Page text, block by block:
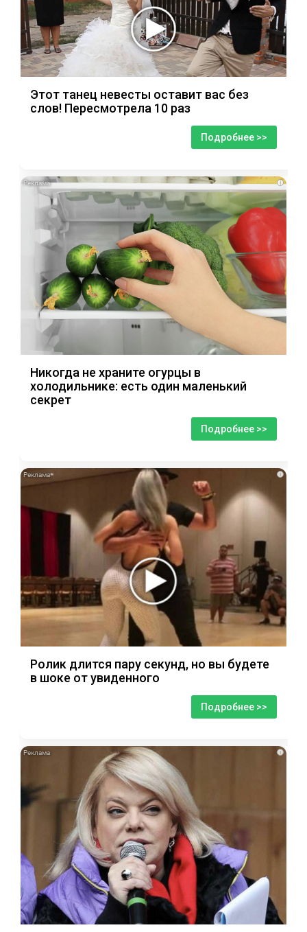
Этот танец невесты оставит вас без
слов! Пересмотрела 10 раз
Подробнее >>
i
Никогда не храните огурцы в
холодильнике: есть один маленький
секрет
Подробнее >>
i
Ролик длится пару секунд, но вы будете
в шоке от увиденного
Подробнее >>
i